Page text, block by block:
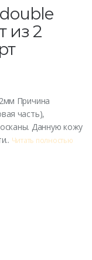
из 2
Причина
часть),
Данную кожу
Читать полностью